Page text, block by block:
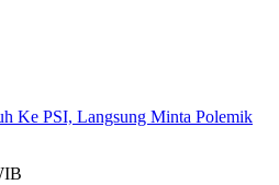
Ke PSI, Langsung Minta Polemik